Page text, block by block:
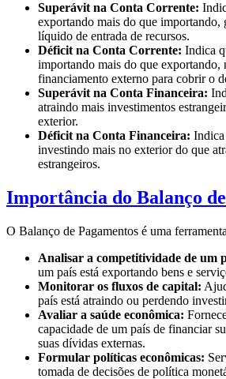
Superávit na Conta Corrente:
exportando mais do que importando,
líquido de entrada de recursos.
Déficit na Conta Corrente: Indica
importando mais do que exportando,
financiamento externo para cobrir o
Superávit na Conta Financeira:
atraindo mais investimentos
exterior.
Déficit na Conta Financeira: Indica
investindo mais no exterior do que
estrangeiros.
Importância do Balanço
O Balanço de Pagamentos é uma
Analisar a competitividade de um
um país está exportando bens e
Monitorar os fluxos de capital:
país está atraindo ou perdendo
Avaliar a saúde econômica:
capacidade de um país de financiar
suas dívidas externas.
Formular políticas econômicas:
tomada de decisões de política